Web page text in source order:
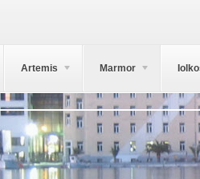
Artemis Marmor